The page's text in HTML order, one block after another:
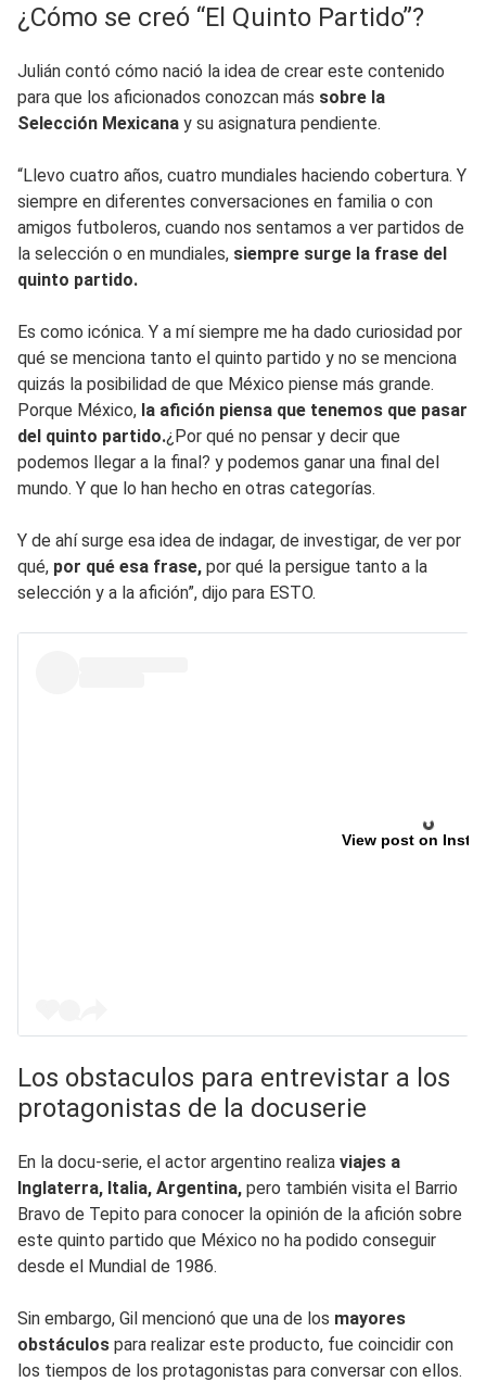
¿Cómo se creó “El Quinto Partido”?
Julián contó cómo nació la idea de crear este contenido
para que los aficionados conozcan más sobre la
Selección Mexicana y su asignatura pendiente.
“Llevo cuatro años, cuatro mundiales haciendo cobertura. Y
siempre en diferentes conversaciones en familia o con
amigos futboleros, cuando nos sentamos a ver partidos de
la selección o en mundiales, siempre surge la frase del
quinto partido.
Es como icónica. Y a mí siempre me ha dado curiosidad por
qué se menciona tanto el quinto partido y no se menciona
quizás la posibilidad de que México piense más grande.
Porque México, la afición piensa que tenemos que pasar
del quinto partido.¿Por qué no pensar y decir que
podemos llegar a la final? y podemos ganar una final del
mundo. Y que lo han hecho en otras categorías.
Y de ahí surge esa idea de indagar, de investigar, de ver por
qué, por qué esa frase, por qué la persigue tanto a la
selección y a la afición”, dijo para ESTO.
View post on
Los obstaculos para entrevistar a los
protagonistas de la docuserie
En la docu-serie, el actor argentino realiza viajes a
Inglaterra, Italia, Argentina, pero también visita el Barrio
Bravo de Tepito para conocer la opinión de la afición sobre
este quinto partido que México no ha podido conseguir
desde el Mundial de 1986.
Sin embargo, Gil mencionó que una de los mayores
obstáculos para realizar este producto, fue coincidir con
los tiempos de los protagonistas para conversar con ellos.